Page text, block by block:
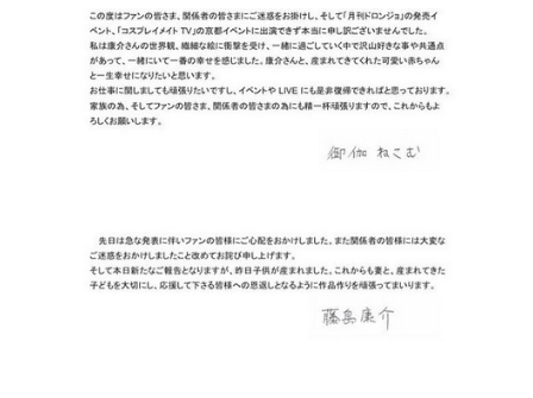
製造業のIT導入・活用を支援
モノづくり技術者専門サイト
エネルギーの専門メディア